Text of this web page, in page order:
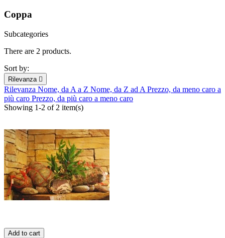
Coppa
Subcategories
There are 2 products.
Sort by:
Rilevanza 
Rilevanza Nome, da A a Z Nome, da Z ad A Prezzo, da meno caro a
più caro Prezzo, da più caro a meno caro
Showing 1-2 of 2 item(s)
Add to cart